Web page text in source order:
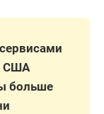
США
больше